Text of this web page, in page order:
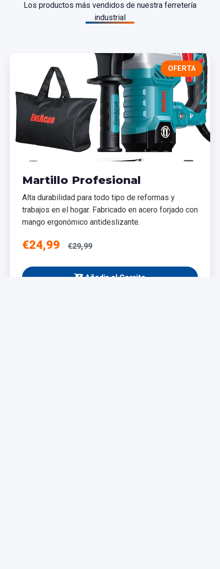
Los productos más vendidos de nuestra ferretería
industrial
OFERTA
Martillo Profesional
Alta durabilidad para todo tipo de reformas y
trabajos en el hogar. Fabricado en acero forjado con
mango ergonómico antideslizante.
€24,99 €29,99
Añadir al Carrito